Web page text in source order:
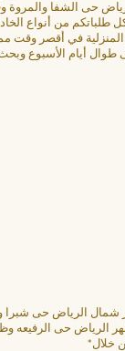
حى الشفا والمروة
طلباتكم من أنواع
المنزلية في أقصر
أيام الأسبوع
الرياض حى شبرا
حى الرفيعه
خلال*